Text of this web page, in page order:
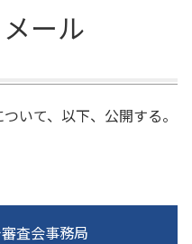
ール
いて、以下、公開する。
査会事務局